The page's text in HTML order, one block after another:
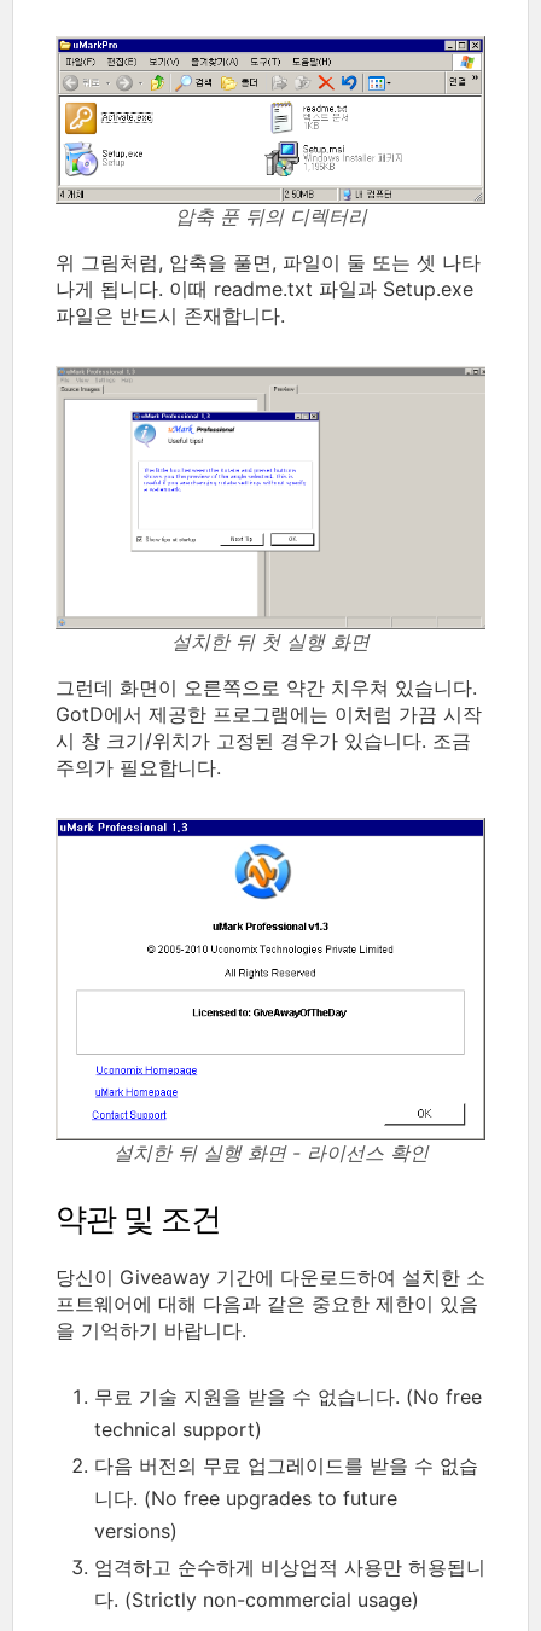
압축 푼 뒤의 디렉터리
위 그림처럼, 압축을 풀면, 파일이 둘 또는 셋 나타
나게 됩니다. 이때 readme.txt 파일과 Setup.exe
파일은 반드시 존재합니다.
설치한 뒤 첫 실행 화면
그런데 화면이 오른쪽으로 약간 치우쳐 있습니다.
GotD에서 제공한 프로그램에는 이처럼 가끔 시작
시 창 크기/위치가 고정된 경우가 있습니다. 조금
주의가 필요합니다.
설치한 뒤 실행 화면 - 라이선스 확인
약관 및 조건
당신이 Giveaway 기간에 다운로드하여 설치한 소
프트웨어에 대해 다음과 같은 중요한 제한이 있음
을 기억하기 바랍니다.
무료 기술 지원을 받을 수 없습니다. (No free
technical support)
다음 버전의 무료 업그레이드를 받을 수 없습
니다. (No free upgrades to future
versions)
엄격하고 순수하게 비상업적 사용만 허용됩니
다. (Strictly non-commercial usage)